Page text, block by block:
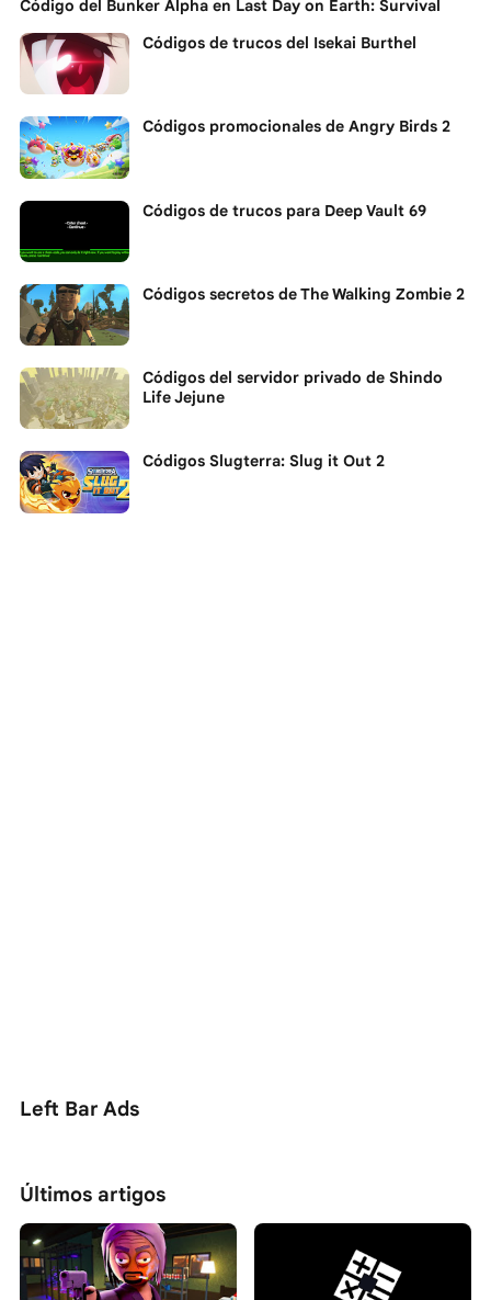
Código del Bunker Alpha en Last Day on Earth: Survival
Códigos de trucos del Isekai Burthel
Códigos promocionales de Angry Birds 2
Códigos de trucos para Deep Vault 69
Códigos secretos de The Walking Zombie 2
Códigos del servidor privado de Shindo
Life Jejune
Códigos Slugterra: Slug it Out 2
Left Bar Ads
Últimos artigos